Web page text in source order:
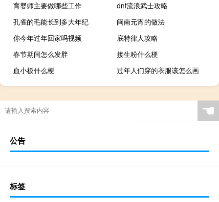
育婴师主要做哪些工作
dnf流浪武士攻略
孔雀的毛能长到多大年纪
闽南元宵的做法
你今年过年回家吗视频
底特律人攻略
春节期间怎么发胖
接生粉什么梗
血小板什么梗
过年人们穿的衣服该怎么画
☚
公告
标签